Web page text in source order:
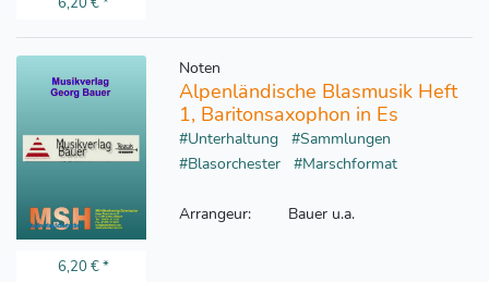
6,20 €*
Noten
Alpenländische Blasmusik Heft
1, Baritonsaxophon in Es
#Unterhaltung
#Sammlungen
#Blasorchester
#Marschformat
Arrangeur: Bauer u.a.